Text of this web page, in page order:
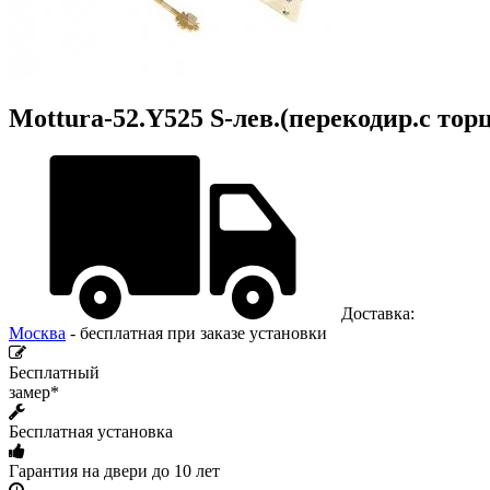
Mottura-52.Y525 S-лев.(перекодир.с
Доставка:
Москва - бесплатная при заказе установки
Бесплатный
замер*
Бесплатная установка
Гарантия на двери до 10 лет